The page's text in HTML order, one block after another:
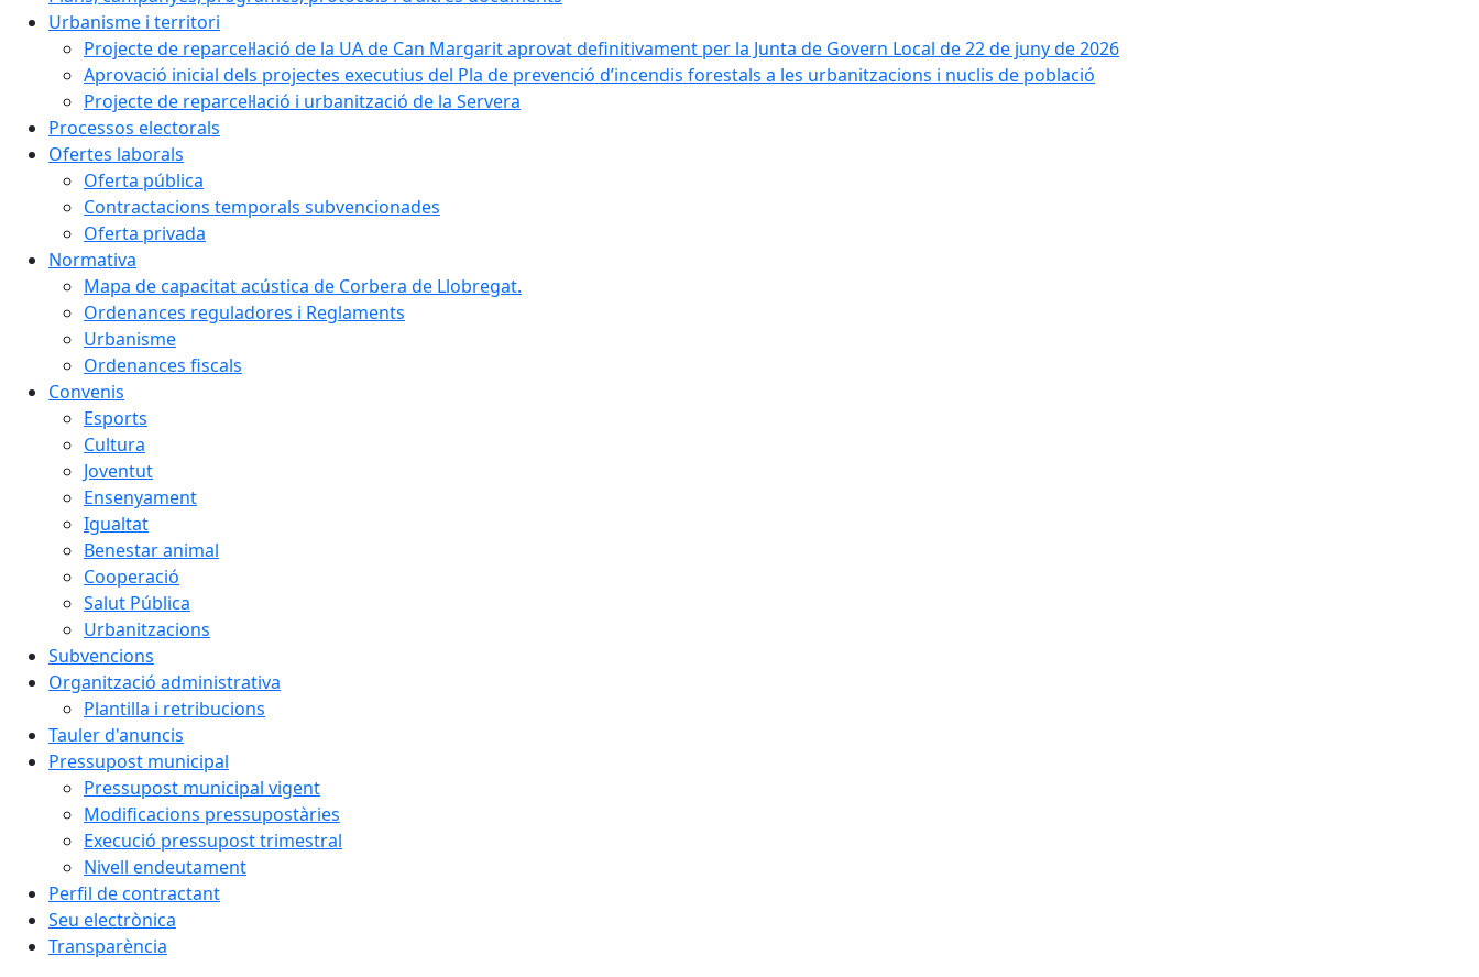
Urbanisme i territori
Projecte de reparcel·lació de la UA de Can Margarit aprovat definitivament per la Junta de Govern Local de 22 de juny de 2026
Aprovació inicial dels projectes executius del Pla de prevenció d’incendis forestals a les urbanitzacions i nuclis de població
Projecte de reparcel·lació i urbanització de la Servera
Processos electorals
Ofertes laborals
Oferta pública
Contractacions temporals subvencionades
Oferta privada
Normativa
Mapa de capacitat acústica de Corbera de Llobregat.
Ordenances reguladores i Reglaments
Urbanisme
Ordenances fiscals
Convenis
Esports
Cultura
Joventut
Ensenyament
Igualtat
Benestar animal
Cooperació
Salut Pública
Urbanitzacions
Subvencions
Organització administrativa
Plantilla i retribucions
Tauler d'anuncis
Pressupost municipal
Pressupost municipal vigent
Modificacions pressupostàries
Execució pressupost trimestral
Nivell endeutament
Perfil de contractant
Seu electrònica
Transparència